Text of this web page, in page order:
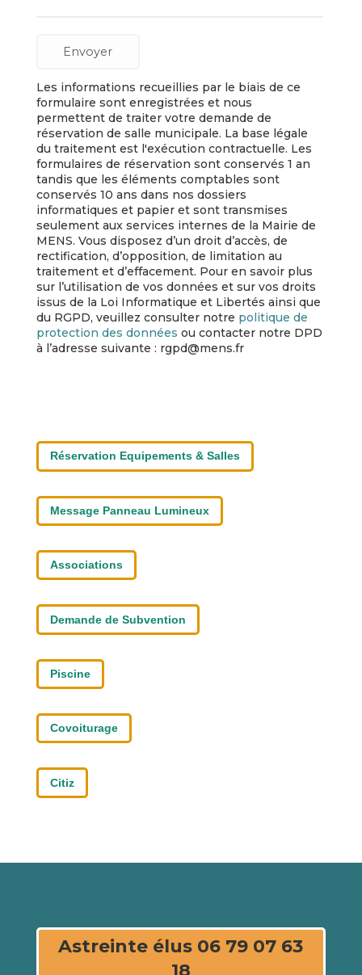
Les informations recueillies par le biais de ce
formulaire sont enregistrées et nous
permettent de traiter votre demande de
réservation de salle municipale. La base légale
du traitement est l'exécution contractuelle. Les
formulaires de réservation sont conservés 1 an
tandis que les éléments comptables sont
conservés 10 ans dans nos dossiers
informatiques et papier et sont transmises
seulement aux services internes de la Mairie de
MENS. Vous disposez d’un droit d’accès, de
rectification, d’opposition, de limitation au
traitement et d’effacement. Pour en savoir plus
sur l’utilisation de vos données et sur vos droits
issus de la Loi Informatique et Libertés ainsi que
du RGPD, veuillez consulter notre politique de
protection des données ou contacter notre DPD
à l’adresse suivante : rgpd@mens.fr
Réservation Equipements & Salles
Message Panneau Lumineux
Associations
Demande de Subvention
Piscine
Covoiturage
Citiz
Astreinte élus 06 79 07 63